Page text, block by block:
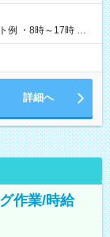
例 ・8時～17時 ・
詳細へ
作業/時給